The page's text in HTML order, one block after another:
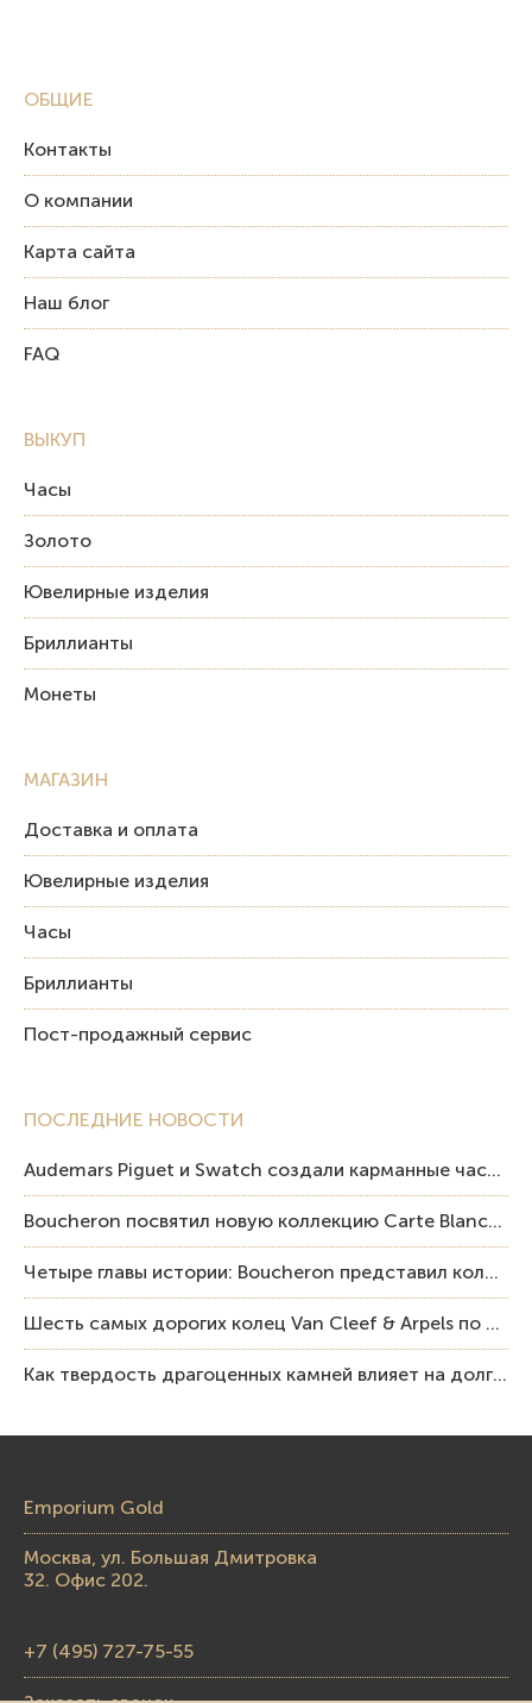
ОБЩИЕ
Контакты
О компании
Карта сайта
Наш блог
FAQ
ВЫКУП
Часы
Золото
Ювелирные изделия
Бриллианты
Монеты
ПОСЛЕДНИЕ НОВОСТИ
Audemars Piguet и Swatch создали карманные часы в эстетике Royal Oak и Pop Art
Boucheron посвятил новую коллекцию Carte Blanche Human Being человеку и силе мастерства
Четыре главы истории: Boucheron представил коллекцию «Nom: Boucheron, Prénom: Frédéric»
Шесть самых дорогих колец Van Cleef & Arpels по итогам аукционов Sotheby’s
Как твердость драгоценных камней влияет на долговечность ювелирных изделий
МАГАЗИН
Доставка и оплата
Ювелирные изделия
Часы
Бриллианты
Пост-продажный сервис
Emporium Gold
Москва, ул. Большая Дмитровка
32. Офис 202.
+7 (495) 727-75-55